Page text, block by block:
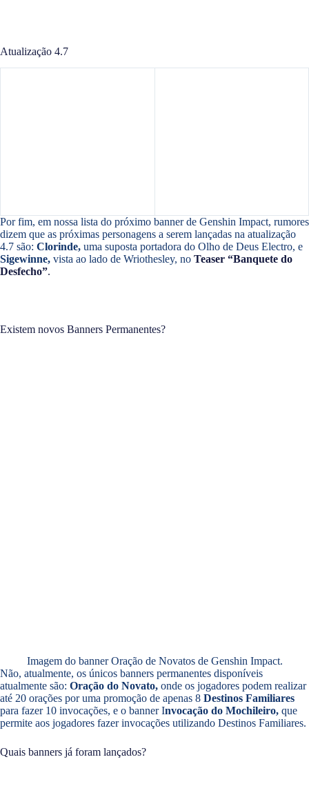
Atualização 4.7
Por fim, em nossa lista do próximo banner de Genshin Impact, rumores
dizem que as próximas personagens a serem lançadas na atualização
4.7 são: Clorinde, uma suposta portadora do Olho de Deus Electro, e
Sigewinne, vista ao lado de Wriothesley, no Teaser “Banquete do
Desfecho”.
Existem novos Banners Permanentes?
Imagem do banner Oração de Novatos de Genshin Impact.
Não, atualmente, os únicos banners permanentes disponíveis
atualmente são: Oração do Novato, onde os jogadores podem realizar
até 20 orações por uma promoção de apenas 8 Destinos Familiares
para fazer 10 invocações, e o banner Invocação do Mochileiro, que
permite aos jogadores fazer invocações utilizando Destinos Familiares.
Quais banners já foram lançados?